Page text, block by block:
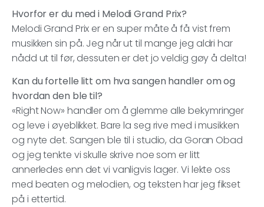
Hvorfor er du med i Melodi Grand Prix?
Melodi Grand Prix er en super måte å få vist frem
musikken sin på. Jeg når ut til mange jeg aldri har
nådd ut til før, dessuten er det jo veldig gøy å delta!
Kan du fortelle litt om hva sangen handler om og
hvordan den ble til?
«Right Now» handler om å glemme alle bekymringer
og leve i øyeblikket. Bare la seg rive med i musikken
og nyte det. Sangen ble til i studio, da Goran Obad
og jeg tenkte vi skulle skrive noe som er litt
annerledes enn det vi vanligvis lager. Vi lekte oss
med beaten og melodien, og teksten har jeg fikset
på i ettertid.